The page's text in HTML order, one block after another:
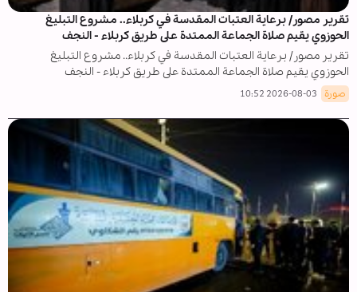
تقرير مصور/ برعاية العتبات المقدسة في كربلاء.. مشروع التبليغ
الحوزوي يقيم صلاة الجماعة الممتدة على طريق كربلاء - النجف
تقرير مصور/ برعاية العتبات المقدسة في كربلاء.. مشروع التبليغ
الحوزوي يقيم صلاة الجماعة الممتدة على طريق كربلاء - النجف
صورة 2026-08-03 10:52